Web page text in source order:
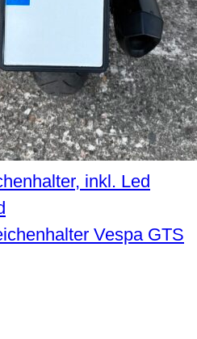
inkl. Led
Vespa GTS